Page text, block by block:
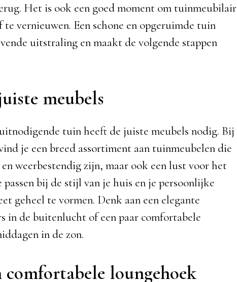
Het is ook een goed moment om tuinmeubilair
vernieuwen. Een schone en opgeruimde tuin
uitstraling en maakt de volgende stappen
meubels
tuin heeft de juiste meubels nodig. Bij
je een breed assortiment aan tuinmeubelen die
weerbestendig zijn, maar ook een lust voor het
passen bij de stijl van je huis en je persoonlijke
geheel te vormen. Denk aan een elegante
in de buitenlucht of een paar comfortabele
in de zon.
loungehoek